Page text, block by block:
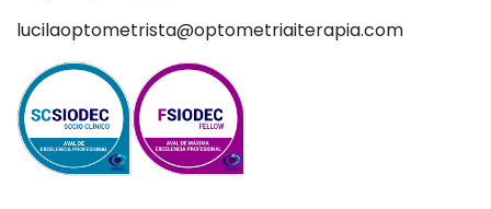
lucilaoptometrista@optometriaiterapia.com